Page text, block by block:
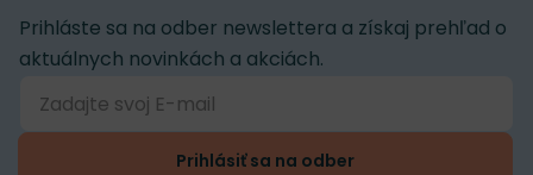
Prihláste sa na odber newslettera a získaj prehľad o
aktuálnych novinkách a akciách.
Prihlásiť sa na odber